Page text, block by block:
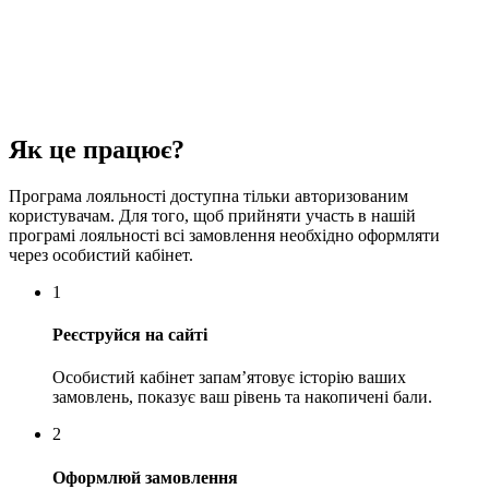
Як це працює?
Програма лояльності доступна тільки авторизованим
користувачам. Для того, щоб прийняти участь в нашій
програмі лояльності всі замовлення необхідно оформляти
через особистий кабінет.
1
Реєструйся на сайті
Особистий кабінет запам’ятовує історію ваших
замовлень, показує ваш рівень та накопичені бали.
2
Оформлюй замовлення